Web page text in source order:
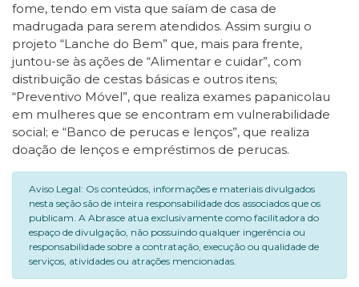
fome, tendo em vista que saíam de casa de
madrugada para serem atendidos. Assim surgiu o
projeto “Lanche do Bem” que, mais para frente,
juntou-se às ações de “Alimentar e cuidar”, com
distribuição de cestas básicas e outros itens;
“Preventivo Móvel”, que realiza exames papanicolau
em mulheres que se encontram em vulnerabilidade
social; e “Banco de perucas e lenços”, que realiza
doação de lenços e empréstimos de perucas.
Aviso Legal: Os conteúdos, informações e materiais divulgados
nesta seção são de inteira responsabilidade dos associados que os
publicam. A Abrasce atua exclusivamente como facilitadora do
espaço de divulgação, não possuindo qualquer ingerência ou
responsabilidade sobre a contratação, execução ou qualidade de
serviços, atividades ou atrações mencionadas.